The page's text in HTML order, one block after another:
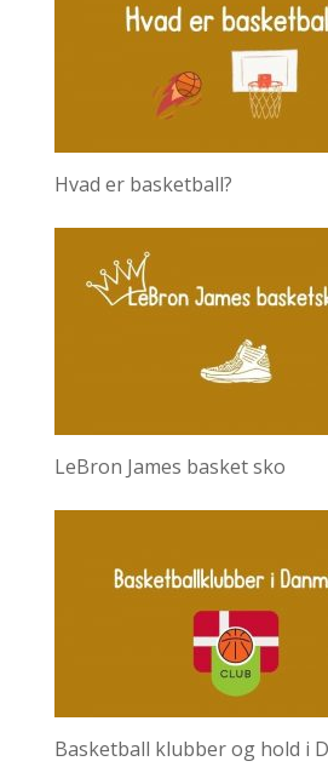
Hvad er basketball?
LeBron James basket sko
Basketball klubber og hold i